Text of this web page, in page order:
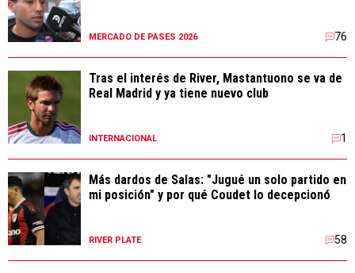
MERCADO DE PASES 2026 76
Tras el interés de River, Mastantuono se va de
Real Madrid y ya tiene nuevo club
INTERNACIONAL 1
Más dardos de Salas: "Jugué un solo partido en
mi posición" y por qué Coudet lo decepcionó
RIVER PLATE 58